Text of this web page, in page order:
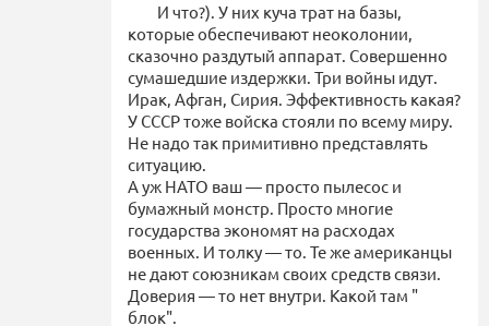
И что?). У них куча трат на базы,
которые обеспечивают неоколонии,
сказочно раздутый аппарат. Совершенно
сумашедшие издержки. Три войны идут.
Ирак, Афган, Сирия. Эффективность какая?
У СССР тоже войска стояли по всему миру.
Не надо так примитивно представлять
ситуацию.
А уж НАТО ваш — просто пылесос и
бумажный монстр. Просто многие
государства экономят на расходах
военных. И толку — то. Те же американцы
не дают союзникам своих средств связи.
Доверия — то нет внутри. Какой там "
блок".